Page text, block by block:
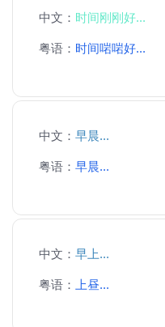
中文： 时间刚刚好...
粤语： 时间啱啱好...
中文： 早晨...
粤语： 早晨...
中文： 早上...
粤语： 上昼...